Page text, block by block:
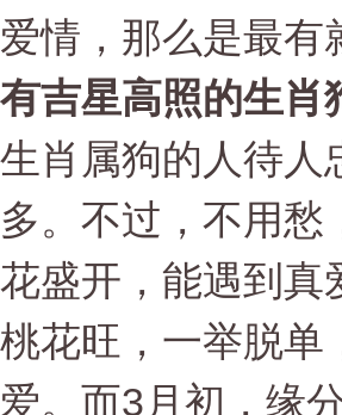
爱情，那么是最有
有吉星高照的生肖
生肖属狗的人待人
多。不过，不用愁
花盛开，能遇到真
桃花旺，一举脱单
爱。而3月初，缘